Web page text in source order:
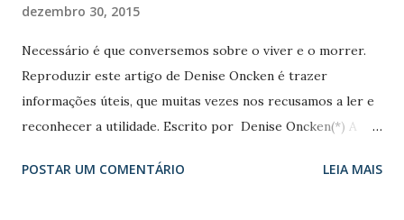
dezembro 30, 2015
Necessário é que conversemos sobre o viver e o morrer.
Reproduzir este artigo de Denise Oncken é trazer
informações úteis, que muitas vezes nos recusamos a ler e
reconhecer a utilidade. Escrito por Denise Oncken(*) A
agora mal resolvidas, relativas a aspectos financeiros,
POSTAR UM COMENTÁRIO LEIA MAIS